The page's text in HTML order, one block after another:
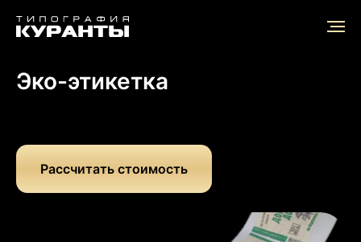
Главная / Продукты /
Эко-этикетка
Рассчитать стоимость